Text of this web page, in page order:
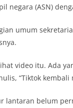
negara (ASN)
umum
video itu. Ada
“Tiktok kembali
lantaran belum